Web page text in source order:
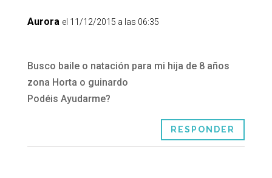
Aurora el 11/12/2015 a las 06:35
Busco baile o natación para mi hija de 8 años
zona Horta o guinardo
Podéis Ayudarme?
RESPONDER